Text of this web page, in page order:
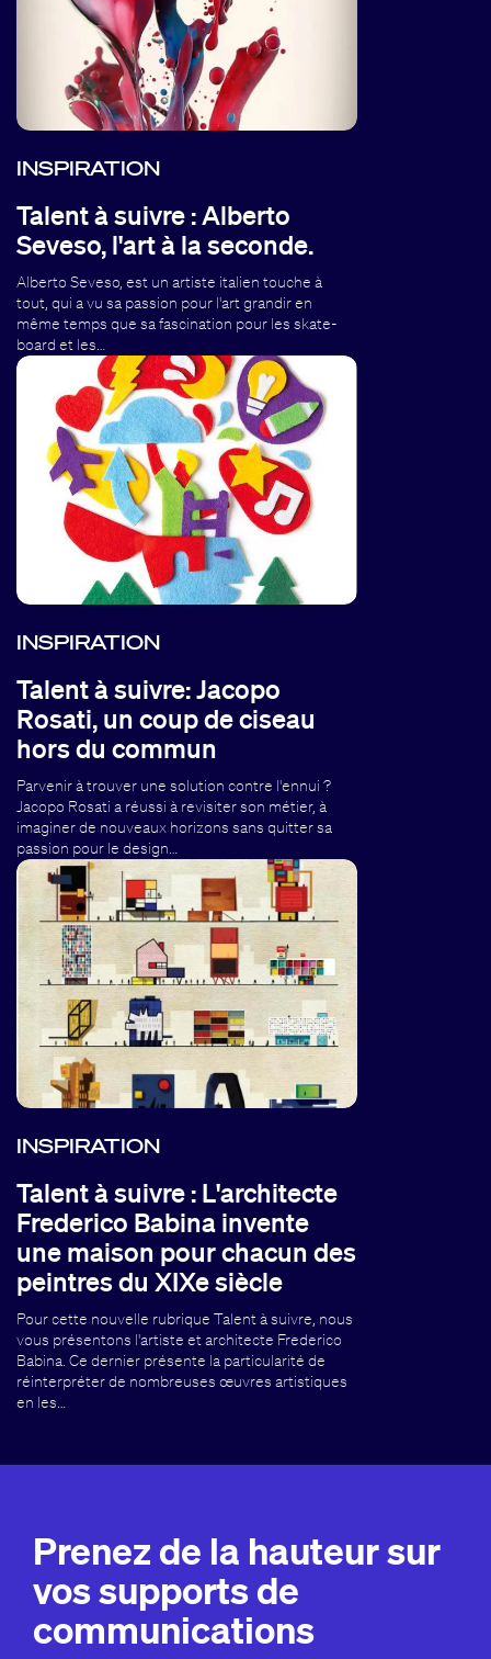
INSPIRATION
Talent à suivre : Alberto
Seveso, l'art à la seconde.
Alberto Seveso, est un artiste italien touche à
tout, qui a vu sa passion pour l'art grandir en
même temps que sa fascination pour les skate-
board et les…
INSPIRATION
Talent à suivre: Jacopo
Rosati, un coup de ciseau
hors du commun
Parvenir à trouver une solution contre l'ennui ?
Jacopo Rosati a réussi à revisiter son métier, à
imaginer de nouveaux horizons sans quitter sa
passion pour le design…
INSPIRATION
Talent à suivre : L'architecte
Frederico Babina invente
une maison pour chacun des
peintres du XIXe siècle
Pour cette nouvelle rubrique Talent à suivre, nous
vous présentons l'artiste et architecte Frederico
Babina. Ce dernier présente la particularité de
réinterpréter de nombreuses œuvres artistiques
en les…
Prenez de la hauteur sur
vos supports de
communications